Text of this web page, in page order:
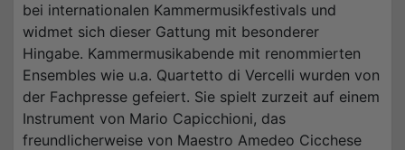
bei internationalen Kammermusikfestivals und
widmet sich dieser Gattung mit besonderer
Hingabe. Kammermusikabende mit renommierten
Ensembles wie u.a. Quartetto di Vercelli wurden von
der Fachpresse gefeiert. Sie spielt zurzeit auf einem
Instrument von Mario Capicchioni, das
freundlicherweise von Maestro Amedeo Cicchese